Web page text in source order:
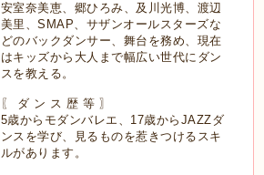
安室奈美恵、郷ひろみ、及川光博、渡辺
美里、SMAP、サザンオールスターズな
どのバックダンサー、舞台を務め、現在
はキッズから大人まで幅広い世代にダン
スを教える。
〖 ダ ン ス 歴 等 〗
5歳からモダンバレエ、17歳からJAZZダ
ンスを学び、見るものを惹きつけるスキ
ルがあります。